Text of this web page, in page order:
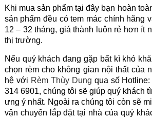
Khi mua sản phẩm tại đây bạn hoàn
sản phẩm đều có tem mác chính hãng
12 – 32 tháng, giá thành luôn rẻ hơn ít
thị trường.
Nếu quý khách đang gặp bất kì khó
chọn rèm cho không gian nội thất của
hệ với Rèm Thùy Dung qua số
314 6901, chúng tôi sẽ giúp quý khách
ưng ý nhất. Ngoài ra chúng tôi còn sẽ
vận chuyển lắp đặt tại nhà của quý